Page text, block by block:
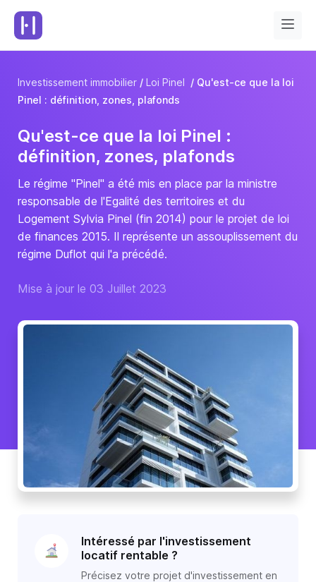
Investissement immobilier Loi Pinel
Qu'est-ce que la loi
Pinel : définition, zones, plafonds
Qu'est-ce que la loi Pinel :
définition, zones, plafonds
Le régime "Pinel" a été mis en place par la ministre
responsable de l'Egalité des territoires et du
Logement Sylvia Pinel (fin 2014) pour le projet de loi
de finances 2015. Il représente un assouplissement du
régime Duflot qui l'a précédé.
Mise à jour le 03 Juillet 2023
Intéressé par l'investissement
locatif rentable ?
Précisez votre projet d'investissement en